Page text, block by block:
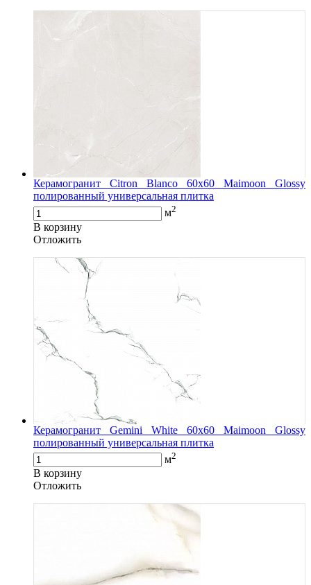
Керамогранит Citron Blanco 60x60 Maimoon Glossy
полированный универсальная плитка
м2
В корзину
Oтложить
Керамогранит Gemini White 60x60 Maimoon Glossy
полированный универсальная плитка
м2
В корзину
Oтложить